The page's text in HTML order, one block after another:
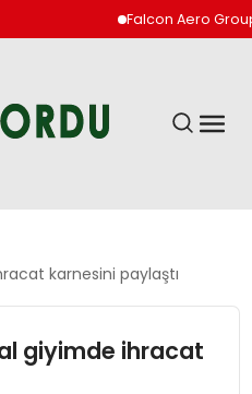
Falcon Aero Group,
karnesini paylaştı
giyimde ihracat